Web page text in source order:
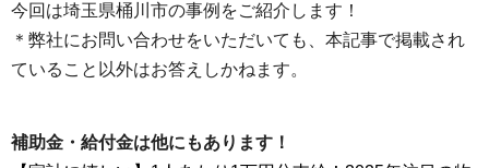
今回は埼玉県桶川市の事例をご紹介します！
＊弊社にお問い合わせをいただいても、本記事で掲載され
ていること以外はお答えしかねます。
補助金・給付金は他にもあります！